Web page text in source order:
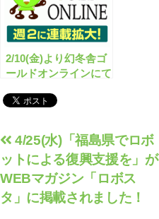
2/10(金)より幻冬舎ゴ
ールドオンラインにて
金Q&A」が開始しま
投
稿
ナ
ビ
4/25(水)「福島県でロボ
ットによる復興支援を」が
WEBマガジン「ロボス
タ」に掲載されました！